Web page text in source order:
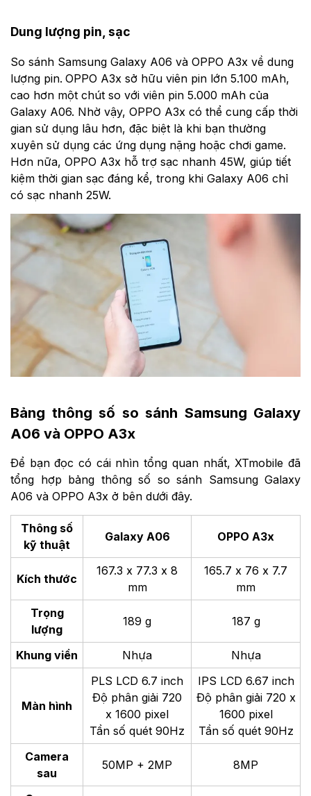
Dung lượng pin, sạc
So sánh Samsung Galaxy A06 và OPPO A3x về dung
lượng pin. OPPO A3x sở hữu viên pin lớn 5.100 mAh,
cao hơn một chút so với viên pin 5.000 mAh của
Galaxy A06. Nhờ vậy, OPPO A3x có thể cung cấp thời
gian sử dụng lâu hơn, đặc biệt là khi bạn thường
xuyên sử dụng các ứng dụng nặng hoặc chơi game.
Hơn nữa, OPPO A3x hỗ trợ sạc nhanh 45W, giúp tiết
kiệm thời gian sạc đáng kể, trong khi Galaxy A06 chỉ
có sạc nhanh 25W.
Bảng thông số so sánh Samsung Galaxy
A06 và OPPO A3x
Để bạn đọc có cái nhìn tổng quan nhất, XTmobile đã
tổng hợp bảng thông số so sánh Samsung Galaxy
A06 và OPPO A3x ở bên dưới đây.
Thông số
kỹ thuật
Galaxy A06 OPPO A3x
Kích thước
167.3 x 77.3 x 8
mm
165.7 x 76 x 7.7
mm
Trọng
lượng
189 g 187 g
Khung viền Nhựa Nhựa
Màn hình
PLS LCD 6.7 inch
Độ phân giải 720
x 1600 pixel
Tần số quét 90Hz
IPS LCD 6.67 inch
Độ phân giải 720 x
1600 pixel
Tần số quét 90Hz
Camera
sau
50MP + 2MP 8MP